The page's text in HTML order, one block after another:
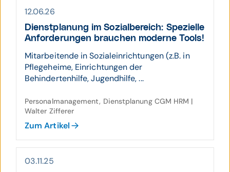
12.06.26
Dienst­planung im Sozial­bereich: Spezielle
Anforde­rungen brauchen moderne Tools!
Mitarbeitende in Sozialeinrichtungen (z.B. in
Pflegeheime, Einrichtungen der
Behindertenhilfe, Jugendhilfe, ...
Personalmanagement, Dienstplanung CGM HRM |
Walter Zifferer
Zum Artikel
03.11.25